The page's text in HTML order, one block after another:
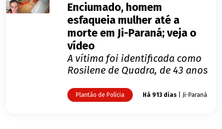
Enciumado, homem
esfaqueia mulher até a
morte em Ji-Paraná; veja o
vídeo
A vítima foi identificada como
Rosilene de Quadra, de 43 anos
Plantão de Polícia Há 913 dias | Ji-Paraná